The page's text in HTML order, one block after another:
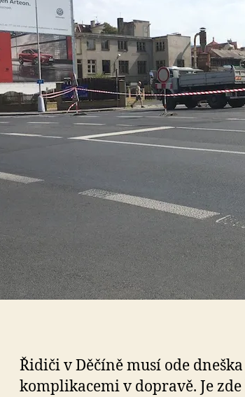
Řidiči v Děčíně musí ode
komplikacemi v dopravě. Je